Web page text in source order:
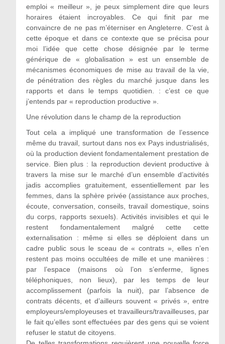
emploi « meilleur », je peux simplement dire que leurs
horaires étaient incroyables. Ce qui finit par me
convaincre de ne pas m’éterniser en Angleterre. C’est à
cette époque et dans ce contexte que se précisa pour
moi l’idée que cette chose désignée par le terme
générique de « globalisation » est un ensemble de
mécanismes économiques de mise au travail de la vie,
de pénétration des règles du marché jusque dans les
rapports et dans le temps quotidien. : c’est ce que
j’entends par « reproduction productive ».
Une révolution dans le champ de la reproduction
Tout cela a impliqué une transformation de l’essence
même du travail, surtout dans nos ex Pays industrialisés,
où la production devient fondamentalement prestation de
service. Bien plus : la reproduction devient productive à
travers la mise sur le marché d’un ensemble d’activités
jadis accomplies gratuitement, essentiellement par les
femmes, dans la sphère privée (assistance aux proches,
écoute, conversation, conseils, travail domestique, soins
du corps, rapports sexuels). Activités invisibles et qui le
restent fondamentalement malgré cette cette
externalisation : même si elles se déploient dans un
cadre public sous le sceau de « contrats », elles n’en
restent pas moins occultées de mille et une manières :
par l’espace (maisons où l’on s’enferme, lignes
téléphoniques, non lieux), par les temps de leur
accomplissement (parfois la nuit), par l’absence de
contrats décents, et d’ailleurs souvent « privés », entre
employeurs/employeuses et travailleurs/travailleuses, par
le fait qu’elles sont effectuées par des gens qui se voient
refuser le statut de citoyens.